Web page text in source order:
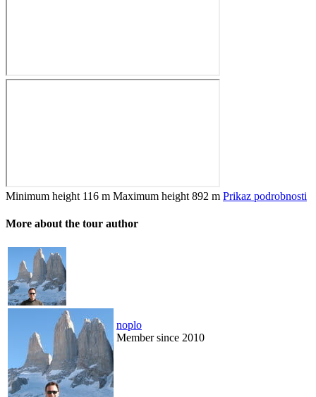
Minimum height 116 m Maximum height 892 m Prikaz podrobnosti
More about the tour author
noplo
Member since 2010